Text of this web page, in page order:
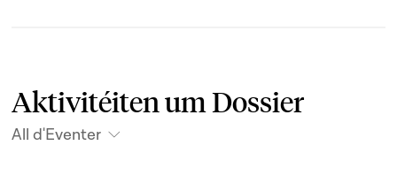
Aktivitéiten um Dossier
All d'Eventer